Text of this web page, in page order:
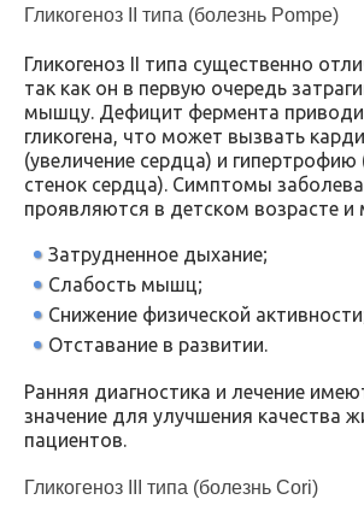
Гликогеноз II типа (болезнь Pompe)
Гликогеноз II типа существенно
так как он в первую очередь
мышцу. Дефицит фермента
гликогена, что может вызвать
(увеличение сердца) и
стенок сердца). Симптомы
проявляются в детском возрасте и
Затрудненное дыхание;
Слабость мышц;
Снижение физической
Отставание в развитии.
Ранняя диагностика и лечение
значение для улучшения качества
пациентов.
Гликогеноз III типа (болезнь Cori)